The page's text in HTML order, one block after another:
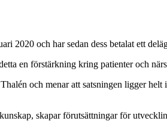
2020 och har sedan dess betalat ett
en förstärkning kring patienter och
och menar att satsningen ligger
skapar förutsättningar för